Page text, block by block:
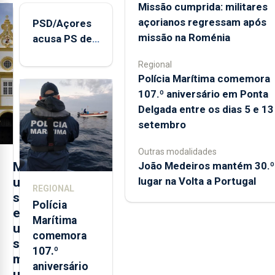
M
u
s
e
u
s
m
PSD/Açores
acusa PS de
contraditória"
sobre
evolução
turística
REGIONAL
Polícia
Marítima
comemora
107.º
aniversário
Missão cumprida: militares
açorianos regressam após
missão na Roménia
Regional
Polícia Marítima comemora
107.º aniversário em Ponta
Delgada entre os dias 5 e
setembro
Outras modalidades
João Medeiros mantém 30.º
lugar na Volta a Portugal